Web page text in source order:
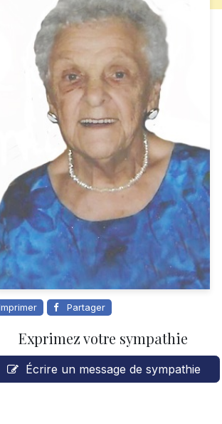
Partager
Exprimez votre sympathie
Écrire un message de sympathie